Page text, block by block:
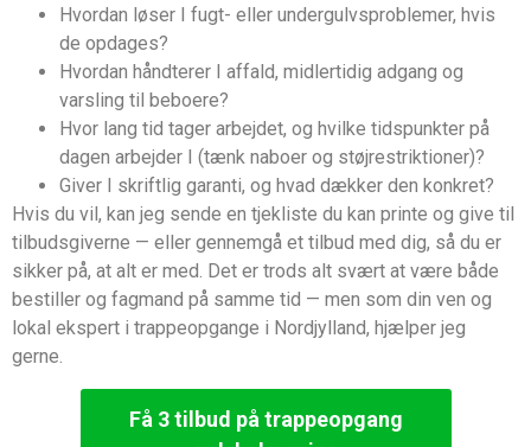
Hvordan løser I fugt- eller undergulvsproblemer, hvis
de opdages?
Hvordan håndterer I affald, midlertidig adgang og
varsling til beboere?
Hvor lang tid tager arbejdet, og hvilke tidspunkter på
dagen arbejder I (tænk naboer og støjrestriktioner)?
Giver I skriftlig garanti, og hvad dækker den konkret?
Hvis du vil, kan jeg sende en tjekliste du kan printe og give til
tilbudsgiverne — eller gennemgå et tilbud med dig, så du er
sikker på, at alt er med. Det er trods alt svært at være både
bestiller og fagmand på samme tid — men som din ven og
lokal ekspert i trappeopgange i Nordjylland, hjælper jeg
gerne.
Få 3 tilbud på trappeopgang